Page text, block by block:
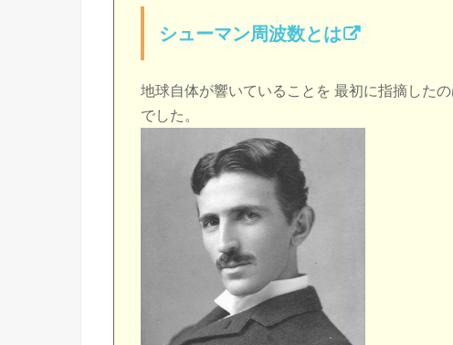
シューマン周波数とは
地球自体が響いていることを 最初に指摘した
でした。